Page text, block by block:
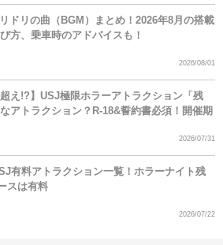
リドリの曲（BGM）まとめ！2026年8月の搭載
方、乗車時のアドバイスも！
2026/08/01
超え!?】USJ極限ホラーアトラクション「残
アトラクション？R-18&誓約書必須！開催期
2026/07/31
有料アトラクション一覧！ホラーナイト残
スは有料
2026/07/22